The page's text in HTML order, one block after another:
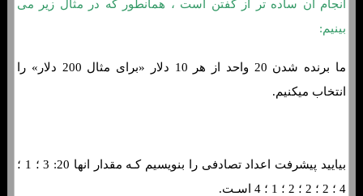
انجام آن ساده تر از گفتن است ، همانطور که در مثال زیر می
بینیم:
ما برنده شدن 20 واحد از هر 10 دلار «برای مثال 200 دلار» را
انتخاب میکنیم.
بیایید پیشرفت اعداد تصادفی را بنویسیم کـه مقدار انها 20: 3 ؛ 1 ؛
4 ؛ 2 ؛ 2 ؛ 2 ؛ 1 ؛ 4 اسـت.